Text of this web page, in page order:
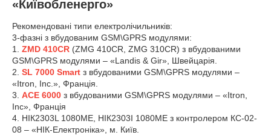
«Київобленерго»
Рекомендовані типи електролічильників:
3-фазні з вбудованим GSM\GPRS модулями:
1. ZMD 410CR (ZMG 410CR, ZMG 310CR) з вбудованими
GSM\GPRS модулями – «Landis & Gir», Швейцарія.
2. SL 7000 Smart з вбудованими GSM\GPRS модулями –
«Itron, Inc.», Франція.
3. ACE 6000 з вбудованими GSM\GPRS модулями – «Itron,
Inc», Франція
4. НІК2303L 1080МЕ, НІК2303І 1080МЕ з контролером КС-02-
08 – «НІК-Електроніка», м. Київ.